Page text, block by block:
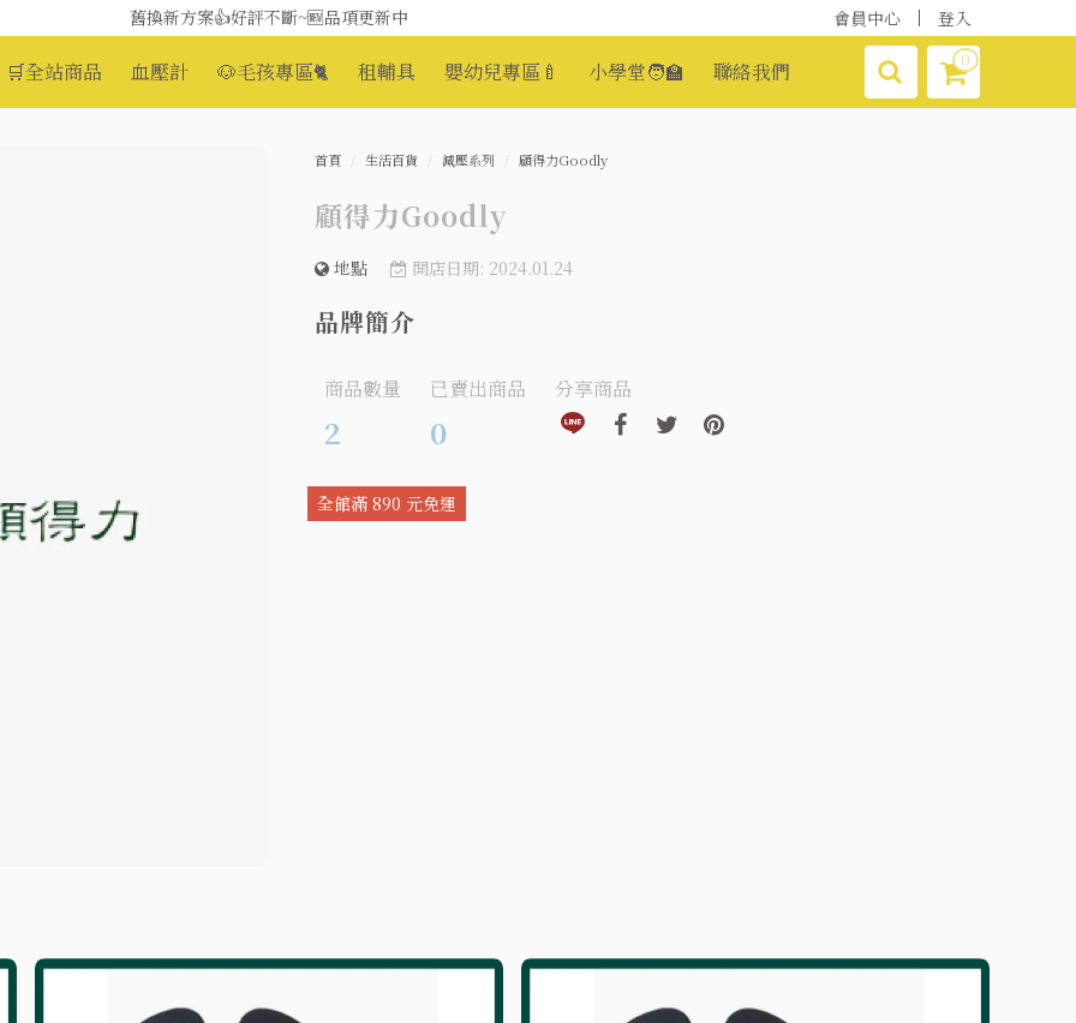
舊換新方案👍好評不斷~🆕品項更新中
會員中心 登入
🛒全站商品 血壓計 🐶毛孩專區🐈 租輔具 嬰幼兒專區🍼 小學堂🧑‍🏫 聯絡我們 0
首頁 生活百貨 減壓系列 顧得力Goodly
顧得力Goodly
地點 開店日期: 2024.01.24
品牌簡介
商品數量
2
已賣出商品
0
分享商品
分享到line(另開視窗)
分享到facebook(另開視窗)
分享到twitter(另開視窗)
分享到pinterest(另開視窗)
全館滿 890 元免運